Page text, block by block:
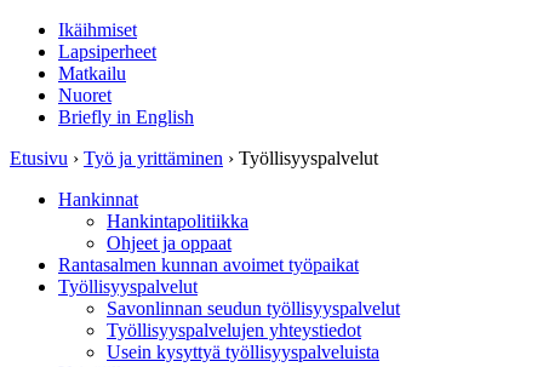
Ikäihmiset
Lapsiperheet
Matkailu
Nuoret
Briefly in English
Etusivu › Työ ja yrittäminen › Työllisyyspalvelut
Hankinnat
Hankintapolitiikka
Ohjeet ja oppaat
Rantasalmen kunnan avoimet työpaikat
Työllisyyspalvelut
Savonlinnan seudun työllisyyspalvelut
Työllisyyspalvelujen yhteystiedot
Usein kysyttyä työllisyyspalveluista